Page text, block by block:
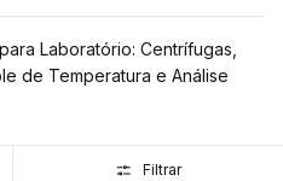
Laboratório: Centrífugas,
de Temperatura e Análise
Filtrar